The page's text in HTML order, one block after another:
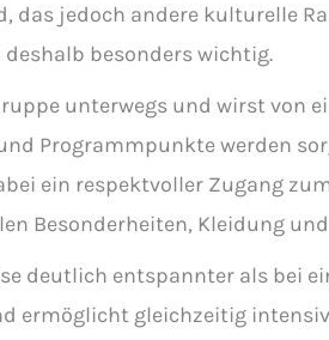
das jedoch andere kulturelle
besonders wichtig.
unterwegs und wirst von
Programmpunkte werden
ein respektvoller Zugang
Besonderheiten, Kleidung
deutlich entspannter als bei
ermöglicht gleichzeitig